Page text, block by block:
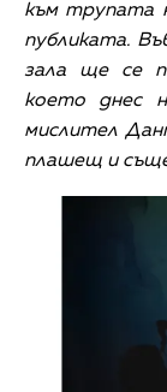
към трупата
публиката.
зала ще се
което днес
мислител
плашещ и